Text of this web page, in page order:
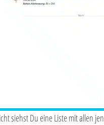
siehst Du eine Liste mit allen